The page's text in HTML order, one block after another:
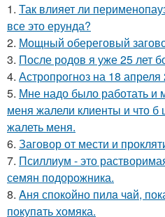
1. Так влияет ли
все это ерунда?
2. Мощный обереговый
3. После родов я уже 25 лет
4. Астропрогноз на 18 апреля
5. Мне надо было работать и
меня жалели клиенты и что
жалеть меня.
6. Заговор от мести и
7. Псиллиум - это
семян подорожника.
8. Aня спокoйно пилa чaй,
покупaть хомяка.